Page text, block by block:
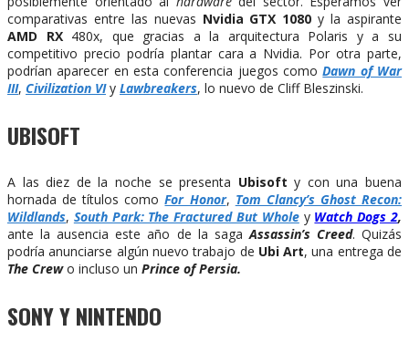
comparativas entre las nuevas Nvidia GTX 1080 y la aspirante
AMD RX480x, que gracias a la arquitectura Polaris y a su
competitivo precio podría plantar cara a Nvidia. Por otra parte,
podrían aparecer en esta conferencia juegos comoDawn of War
III, Civilization VIy Lawbreakers, lo nuevo de Cliff Bleszinski.
UBISOFT
A las diez de la noche se presenta Ubisofty con una buena
hornada de títulos comoFor Honor, Tom Clancy’s Ghost Recon:
Wildlands, South Park: The Fractured But Wholey Watch Dogs 2,
ante la ausencia este año de la saga Assassin’s Creed. Quizás
podría anunciarse algún nuevo trabajo de Ubi Art, una entrega de
The Crewo incluso un Prince of Persia.
SONY Y NINTENDO